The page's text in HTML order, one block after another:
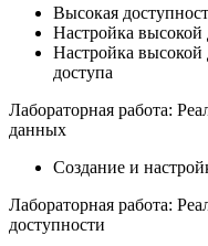
Высокая
Настройка высокой
Настройка высокой
доступа
Лабораторная работа:
данных
Создание и
Лабораторная работа:
доступности